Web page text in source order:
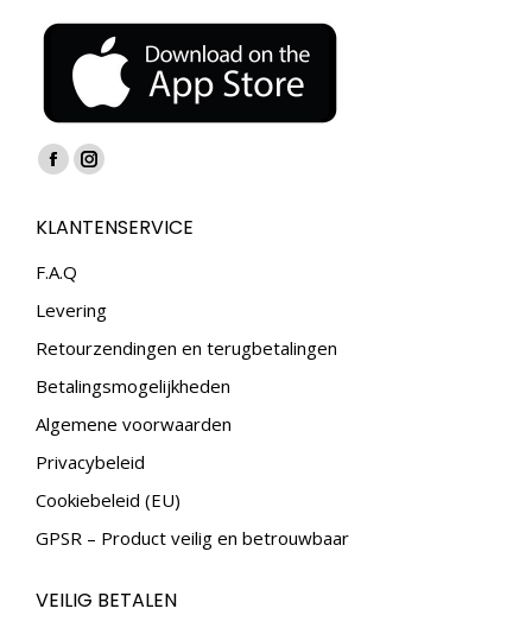
Vind ons op:
Facebook
opens
in
window
Instagram
opens
window
KLANTENSERVICE
F.A.Q
Levering
Retourzendingen en terugbetalingen
Betalingsmogelijkheden
Algemene voorwaarden
Privacybeleid
Cookiebeleid (EU)
GPSR – Product veilig en betrouwbaar
VEILIG BETALEN